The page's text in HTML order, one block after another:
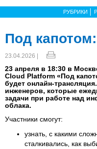
РУБРИКИ
Под
23.04.2026 |
23 апреля в 18:30 в
Cloud Platform «Под
будет онлайн-
инженеров, которые
задачи при работе над
облака.
Участники смогут:
узнать, с какими
сталкивались, как